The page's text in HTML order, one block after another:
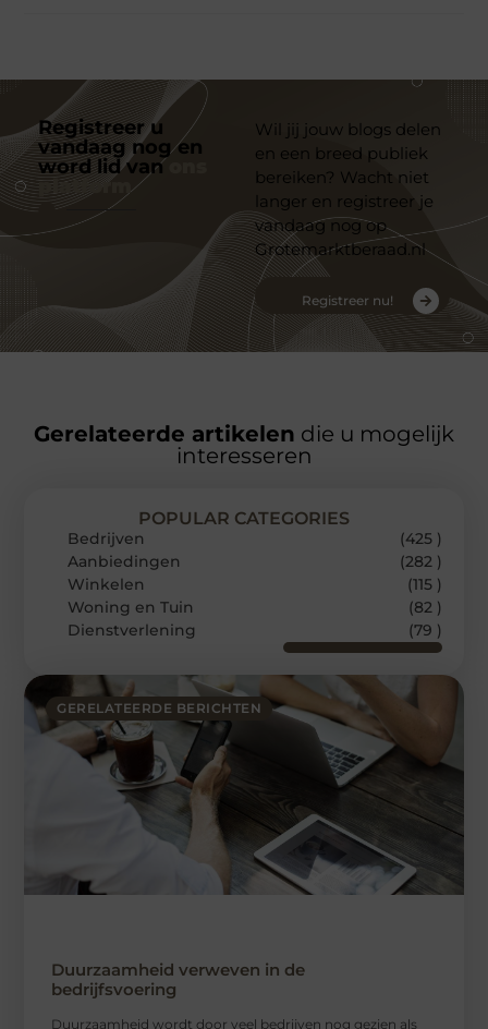
Registreer u
vandaag nog en
word lid van
platform
Wil jij jouw blogs delen
en een breed publiek
bereiken? Wacht niet
langer en registreer je
vandaag nog op
Grotemarktberaad.nl
Registreer nu!
Gerelateerde artikelen die u mogelijk
interesseren
GERELATEERDE BERICHTEN
Duurzaamheid verweven in de
bedrijfsvoering
Duurzaamheid wordt door veel bedrijven nog gezien als
POPULAR CATEGORIES
Bedrijven
(425 )
Aanbiedingen
(282 )
Winkelen
(115 )
Woning en Tuin
(82 )
Dienstverlening
(79 )